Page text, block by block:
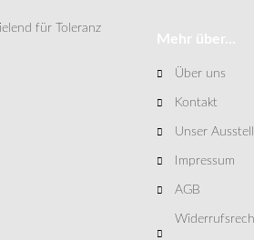
Mehr über...
Über uns
Kontakt
Unser
Impressum
AGB